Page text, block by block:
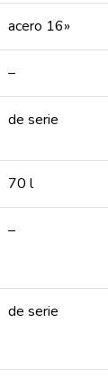
acero 16»
–
de serie
70 l
–
de serie